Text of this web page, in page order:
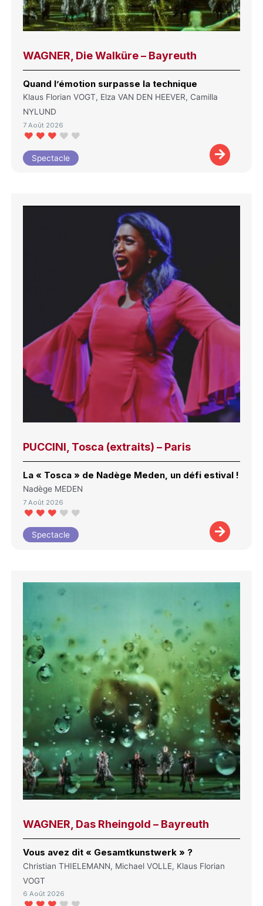
WAGNER, Die Walküre – Bayreuth
Quand l’émotion surpasse la technique
Klaus Florian VOGT, Elza VAN DEN HEEVER, Camilla
NYLUND
7 Août 2026
Spectacle
PUCCINI, Tosca (extraits) – Paris
La « Tosca » de Nadège Meden, un défi estival !
Nadège MEDEN
7 Août 2026
Spectacle
WAGNER, Das Rheingold – Bayreuth
Vous avez dit « Gesamtkunstwerk » ?
Christian THIELEMANN, Michael VOLLE, Klaus Florian
VOGT
6 Août 2026